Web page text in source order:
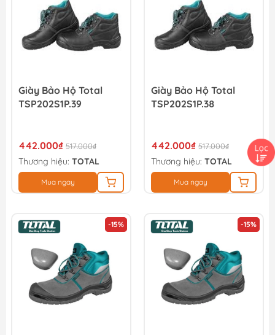
Giày Bảo Hộ Total
TSP202S1P.39
442.000₫ 517.000₫
Thương hiệu: TOTAL
Mua ngay
Giày Bảo Hộ Total
TSP202S1P.38
442.000₫ 517.000₫
Thương hiệu: TOTAL
Mua ngay
-15% -15%